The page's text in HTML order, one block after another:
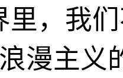
里，我
漫主义